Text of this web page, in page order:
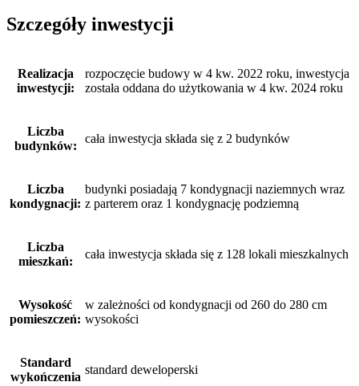
Szczegóły inwestycji
Realizacja
inwestycji:
rozpoczęcie budowy w 4 kw. 2022 roku, inwestycja
została oddana do użytkowania w 4 kw. 2024 roku
Liczba
budynków:
cała inwestycja składa się z 2 budynków
Liczba
kondygnacji:
budynki posiadają 7 kondygnacji naziemnych wraz
z parterem oraz 1 kondygnację podziemną
Liczba
mieszkań:
cała inwestycja składa się z 128 lokali mieszkalnych
Wysokość
pomieszczeń:
w zależności od kondygnacji od 260 do 280 cm
wysokości
Standard
wykończenia
standard deweloperski